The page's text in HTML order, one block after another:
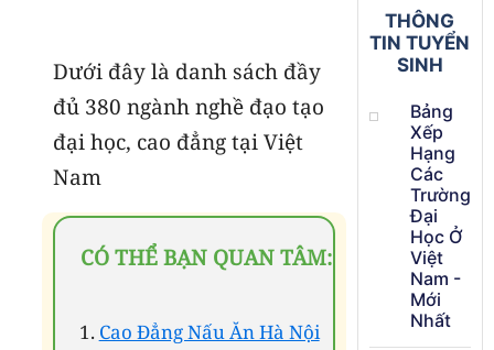
Dưới đây là danh sách đầy
đủ 380 ngành nghề đạo tạo
đại học, cao đẳng tại Việt
Nam
CÓ THỂ BẠN QUAN TÂM:
Cao Đẳng Nấu Ăn Hà Nội
THÔNG
TIN TUYỂN
SINH
Bảng
Xếp
Hạng
Các
Trường
Đại
Học Ở
Việt
Nam -
Mới
Nhất